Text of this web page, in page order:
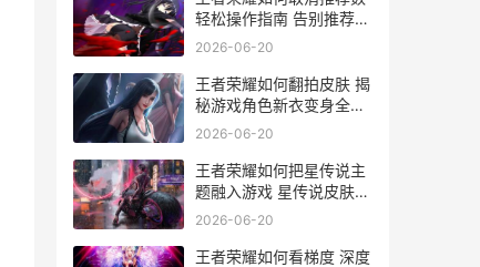
轻松操作指南 告别推荐困
扰
2026-06-20
王者荣耀如何翻拍皮肤 揭
秘游戏角色新衣变身全过
程
2026-06-20
王者荣耀如何把星传说主
题融入游戏 星传说皮肤解
析与攻略指南
2026-06-20
王者荣耀如何看梯度 深度